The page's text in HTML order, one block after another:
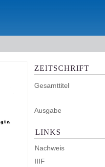
ZEITSCHRIFT
Gesamttitel
Ausgabe
LINKS
Nachweis
IIIF